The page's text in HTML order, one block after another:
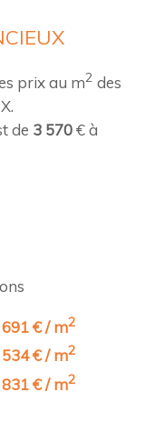
prix au m2 des
de 3 570€ à
€ / m2
€ / m2
€ / m2